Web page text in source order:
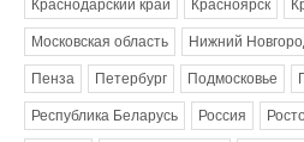
Краснодарский край Красноярск
Московская область Нижний
Пенза Петербург Подмосковье
Республика Беларусь Россия